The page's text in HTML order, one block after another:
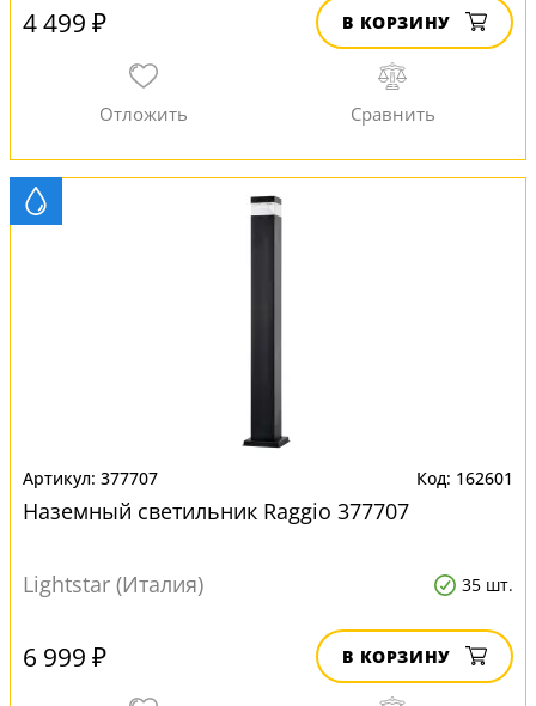
4 499 ₽ В КОРЗИНУ
377707 162601
Наземный светильник Raggio 377707
Lightstar (Италия) 35 шт.
6 999 ₽ В КОРЗИНУ